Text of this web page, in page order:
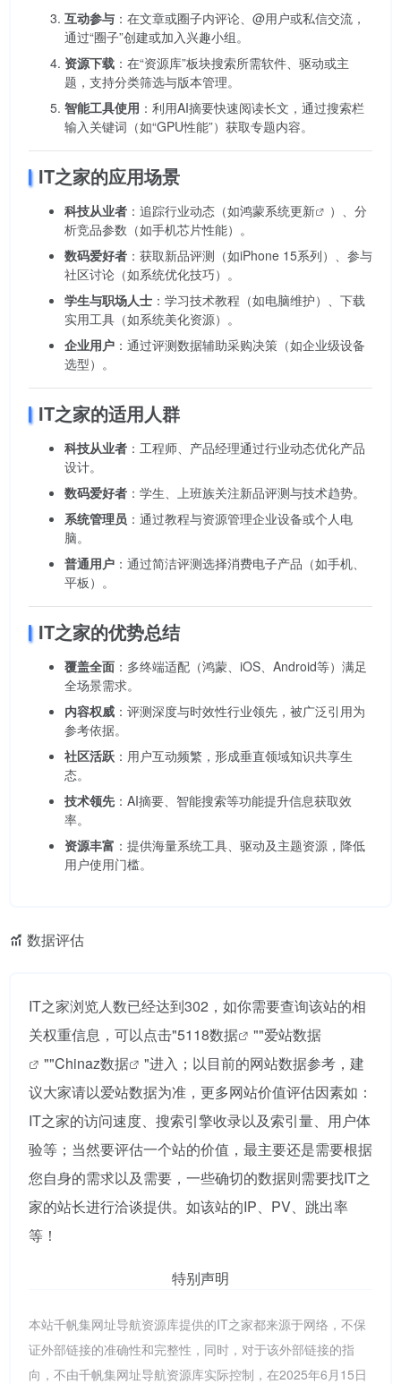
互动参与 ：在文章或圈子内评论、@用户或私信交流，
通过“圈子”创建或加入兴趣小组。
资源下载 ：在“资源库”板块搜索所需软件、驱动或主
题，支持分类筛选与版本管理。
智能工具使用 ：利用AI摘要快速阅读长文，通过搜索栏
输入关键词（如“GPU性能”）获取专题内容。
IT之家的应用场景
科技从业者 ：追踪行业动态（如鸿蒙系统更新
）、分
析竞品参数（如手机芯片性能）。
数码爱好者 ：获取新品评测（如iPhone 15系列）、参与
社区讨论（如系统优化技巧）。
学生与职场人士 ：学习技术教程（如电脑维护）、下载
实用工具（如系统美化资源）。
企业用户 ：通过评测数据辅助采购决策（如企业级设备
选型）。
IT之家的适用人群
科技从业者 ：工程师、产品经理通过行业动态优化产品
设计。
数码爱好者 ：学生、上班族关注新品评测与技术趋势。
系统管理员 ：通过教程与资源管理企业设备或个人电
脑。
普通用户 ：通过简洁评测选择消费电子产品（如手机、
平板）。
IT之家的优势总结
覆盖全面 ：多终端适配（鸿蒙、iOS、Android等）满足
全场景需求。
内容权威 ：评测深度与时效性行业领先，被广泛引用为
参考依据。
社区活跃 ：用户互动频繁，形成垂直领域知识共享生
态。
技术领先 ：AI摘要、智能搜索等功能提升信息获取效
率。
资源丰富 ：提供海量系统工具、驱动及主题资源，降低
用户使用门槛。
数据评估
IT之家浏览人数已经达到302，如你需要查询该站的相
关权重信息，可以点击"5118数据 ""爱站数据
""Chinaz数据
"进入；以目前的网站数据参考，建
议大家请以爱站数据为准，更多网站价值评估因素如：
IT之家的访问速度、搜索引擎收录以及索引量、用户体
验等；当然要评估一个站的价值，最主要还是需要根据
您自身的需求以及需要，一些确切的数据则需要找IT之
家的站长进行洽谈提供。如该站的IP、PV、跳出率
等！
特别声明
本站千帆集网址导航资源库提供的IT之家都来源于网络，不保
证外部链接的准确性和完整性，同时，对于该外部链接的指
向，不由千帆集网址导航资源库实际控制，在2025年6月15日